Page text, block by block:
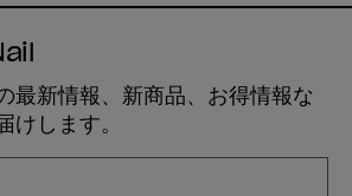
最新情報、新商品、お得情報な
けします。